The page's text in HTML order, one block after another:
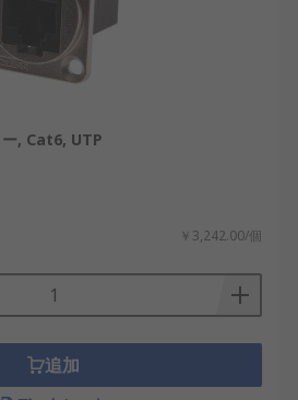
Cat6aカプラは高速通信を確
ック間の接続に使われま
ークに利用されます。
プラは製造ラインの安定
す。
カプラは鉄道監視システ
点に導入されています。
カプラは大学や研究施設で
ー, Cat6, UTP
￥3,242.00/個
追加